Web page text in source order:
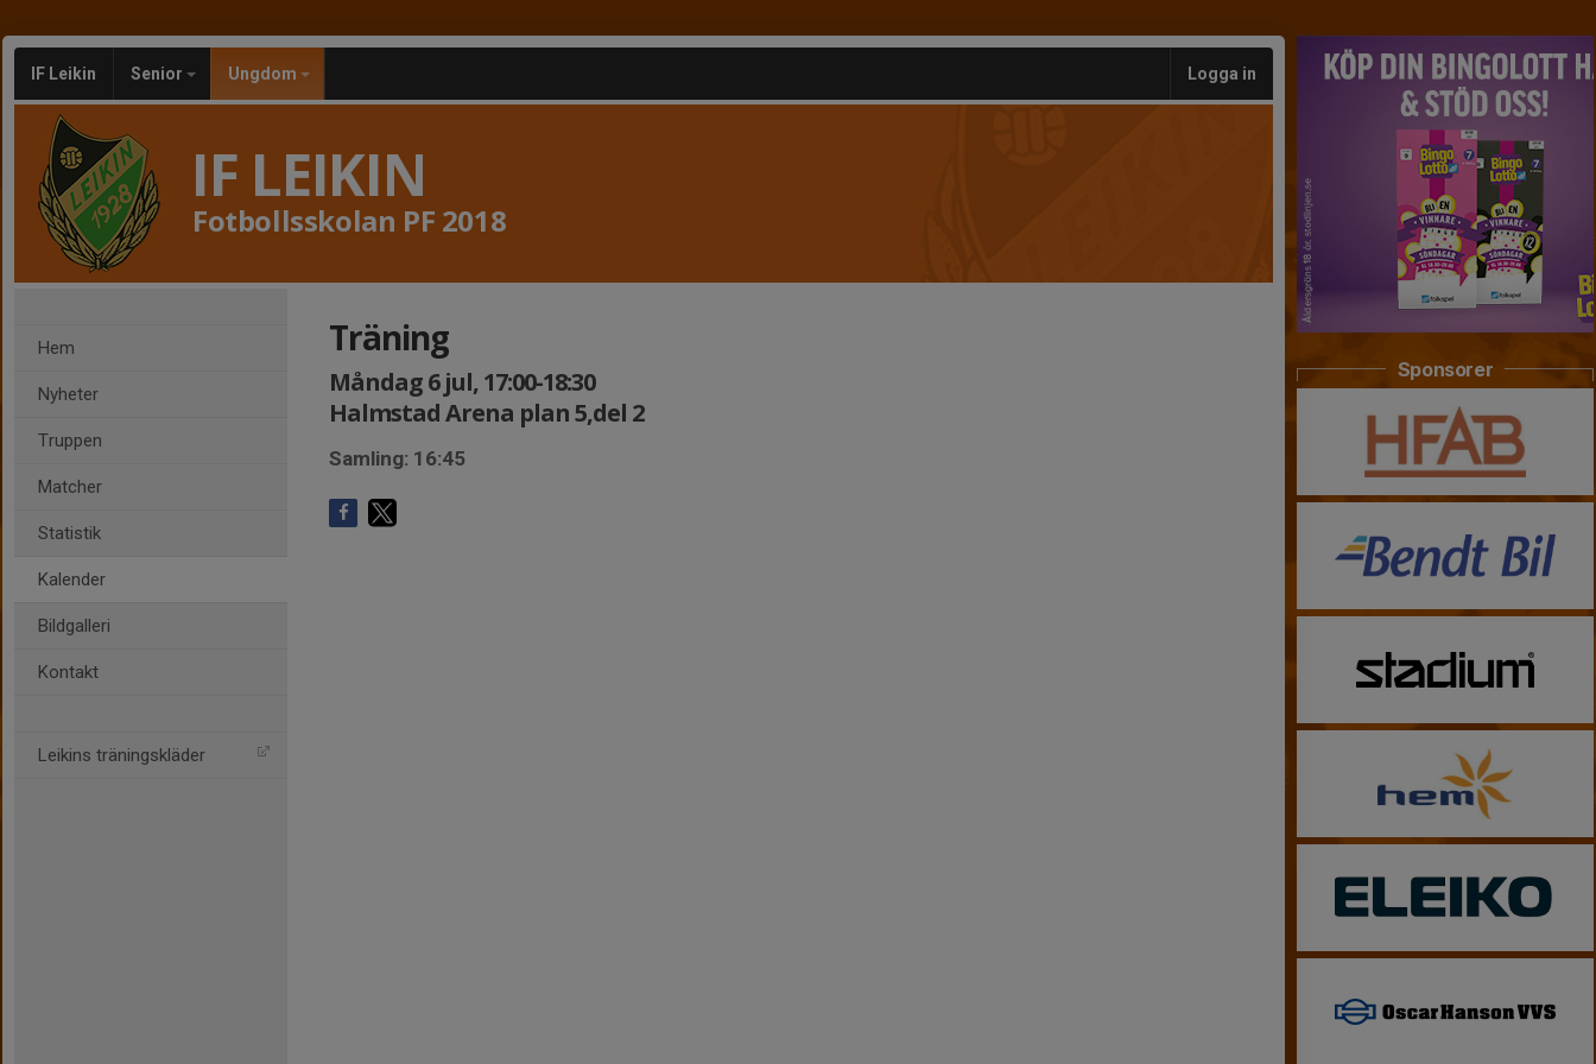
IF Leikin Senior Ungdom Logga in
IF LEIKIN
Fotbollsskolan PF 2018
Hem
Nyheter
Truppen
Matcher
Statistik
Kalender
Bildgalleri
Kontakt
Leikins träningskläder
Träning
Måndag 6 jul, 17:00-18:30
Halmstad Arena plan 5,del 2
Samling: 16:45
Sponsorer